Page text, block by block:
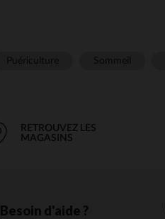
RETROUVEZ LES
MAGASINS
Besoin d'aide ?